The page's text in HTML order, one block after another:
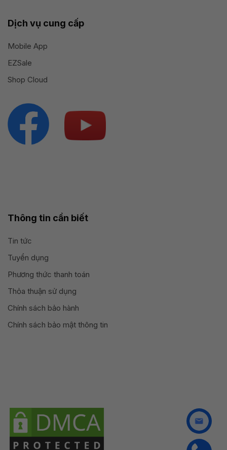
Dịch vụ cung cấp
Mobile App
EZSale
Shop Cloud
Thông tin cần biết
Tin tức
Tuyển dụng
Phương thức thanh toán
Thỏa thuận sử dụng
Chính sách bảo hành
Chính sách bảo mật thông tin